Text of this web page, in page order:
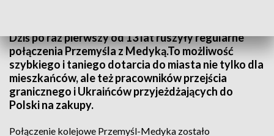
Dziś po raz pierwszy od 13 lat ruszyły regularne
połączenia Przemyśla z Medyką.To możliwość
szybkiego i taniego dotarcia do miasta nie tylko dla
mieszkańców, ale też pracowników przejścia
granicznego i Ukraińców przyjeżdżających do
Polski na zakupy.
Połączenie kolejowe Przemyśl-Medyka zostało